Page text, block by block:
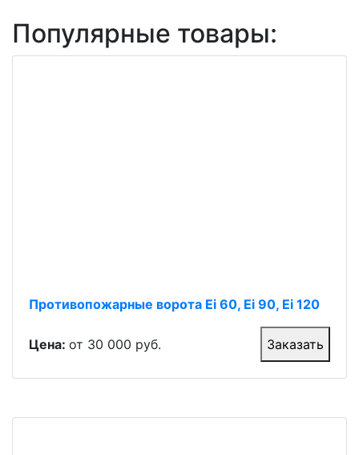
Популярные товары:
Противопожарные ворота Ei 60, Ei 90, Ei 120
Цена: от 30 000 руб. Заказать